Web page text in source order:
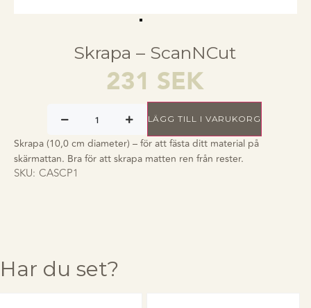
Skrapa – ScanNCut
231 SEK
LÄGG TILL I VARUKORG
Skrapa (10,0 cm diameter) – för att fästa ditt material på
skärmattan. Bra för att skrapa matten ren från rester.
SKU: CASCP1
Har du set?